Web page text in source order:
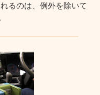
るのは、例外を除いて